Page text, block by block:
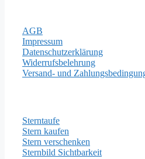
AGB
Impressum
Datenschutzerklärung
Widerrufsbelehrung
Versand- und
Sterntaufe
Stern kaufen
Stern verschenken
Sternbild Sichtbarkeit